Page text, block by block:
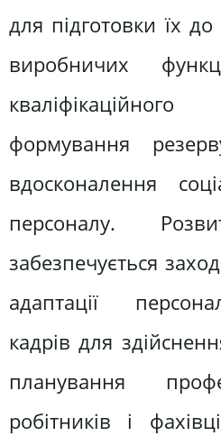
для підготовки їх
виробничих
формування
вдосконалення
персоналу.
забезпечується
адаптації
кадрів для
планування
робітників і